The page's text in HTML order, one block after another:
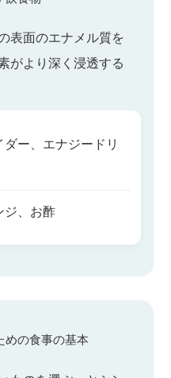
表面のエナメル質を
がより深く浸透する
ー、エナジードリ
ジ、お酢
めの食事の基本